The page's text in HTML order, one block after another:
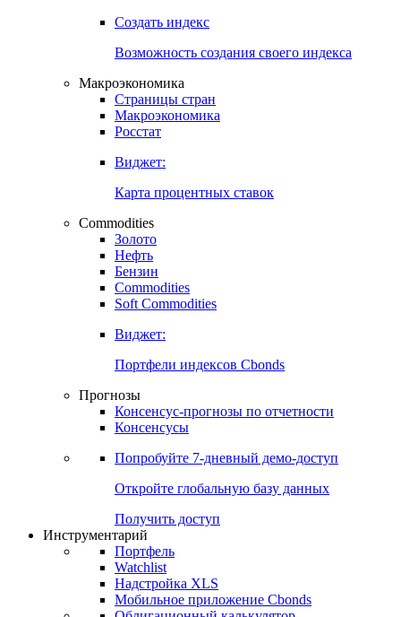
Создать индекс
Возможность создания своего индекса
Макроэкономика
Страницы стран
Макроэкономика
Росстат
Виджет:
Карта процентных ставок
Commodities
Золото
Нефть
Бензин
Commodities
Soft Commodities
Виджет:
Портфели индексов Cbonds
Прогнозы
Консенсус-прогнозы по отчетности
Консенсусы
Попробуйте 7-дневный демо-доступ
Откройте глобальную базу данных
Получить доступ
Инструментарий
Портфель
Watchlist
Надстройка XLS
Мобильное приложение Cbonds